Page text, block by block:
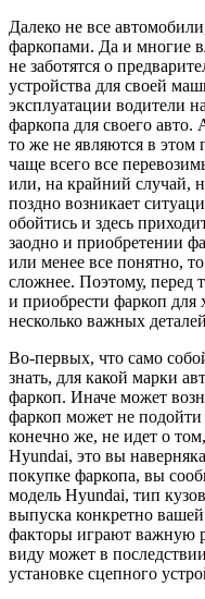
Далеко не все
фаркопами. Да и многие
не заботятся о
устройства для своей
эксплуатации водители
фаркопа для своего
то же не являются в
чаще всего все
или, на крайний случай,
поздно возникает
обойтись и здесь
заодно и приобретении
или менее все понятно,
сложнее. Поэтому, перед
и приобрести фаркоп для
несколько важных
Во-первых, что само
знать, для какой марки
фаркоп. Иначе может
фаркоп может не
конечно же, не идет о
Hyundai, это вы
покупке фаркопа, вы
модель Hyundai, тип
выпуска конкретно
факторы играют важную
виду может в
установке сцепного